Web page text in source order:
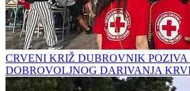
CRVENI KRIŽ DUBROVNIK
DOBROVOLJNOG DARIVANJA